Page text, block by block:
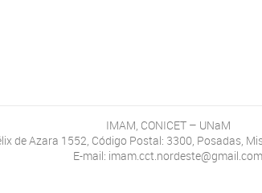
IMAM, CONICET – UNaM
de Azara 1552, Código Postal: 3300, Posadas,
E-mail: imam.cct.nordeste@gmail.com